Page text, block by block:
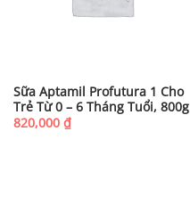
Sữa Aptamil Profutura 1 Cho
Trẻ Từ 0 – 6 Tháng Tuổi, 800g
820,000 ₫